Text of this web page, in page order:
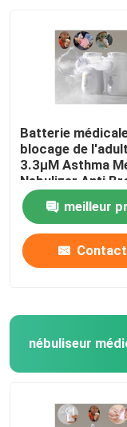
Batterie
blocage de
3.3μM Asthma
Nebulizer Anti
No d'enfants
meilleur
Contact
nébuliseur